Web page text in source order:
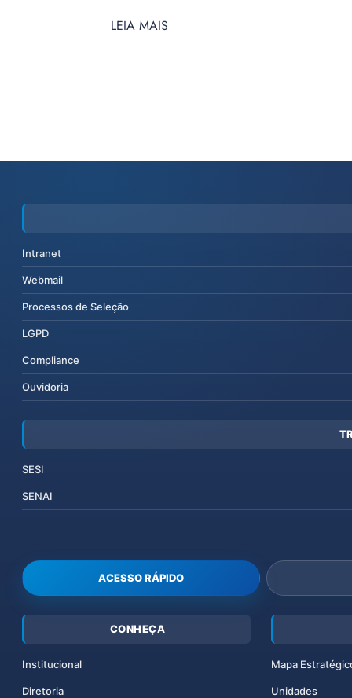
LEIA MAIS
Intranet
Webmail
Processos de Seleção
LGPD
Compliance
Ouvidoria
SESI
SENAI
ACESSO RÁPIDO
CONHEÇA
Institucional
Diretoria
Mapa
Unidades